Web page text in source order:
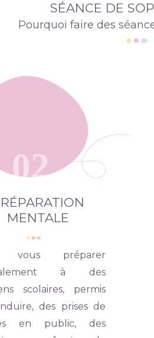
SÉANCE DE
Pourquoi faire des
02
MENTALE
vous préparer
à des
scolaires, permis
des prises de
en public, des